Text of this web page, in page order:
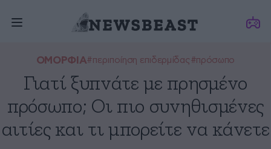
ΟΜΟΡΦΙΑ#περιποίηση επιδερμίδας#πρόσωπο
Γιατί ξυπνάτε με πρησμένο
πρόσωπο; Οι πιο συνηθισμένες
αιτίες και τι μπορείτε να κάνετε